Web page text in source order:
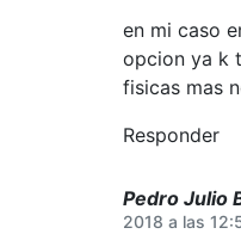
en mi caso
opcion ya k
fisicas mas
Responder
Pedro Julio
2018 a las